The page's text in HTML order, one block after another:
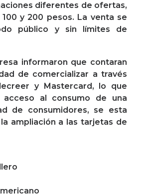
diferentes de ofertas,
y 200 pesos. La venta se
público y sin límites de
informaron que contaran
de comercializar a través
y Mastercard, lo que
al consumo de una
de consumidores, se esta
ampliación a las tarjetas de